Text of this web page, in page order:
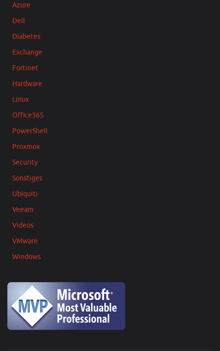
Azure
Dell
Diabetes
Exchange
Fortinet
Hardware
Linux
Office365
PowerShell
Proxmox
Security
Sonstiges
Ubiquiti
Veeam
Videos
VMware
Windows